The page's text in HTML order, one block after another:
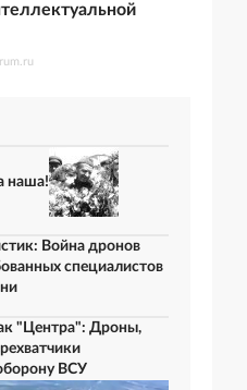
наша!
Война дронов
специалистов
"Центра": Дроны,
ВСУ